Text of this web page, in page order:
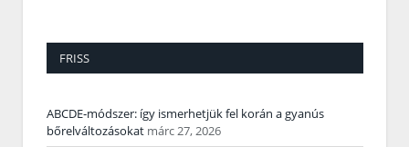
FRISS
ABCDE‑módszer: így ismerhetjük fel korán a gyanús
bőrelváltozásokat márc 27, 2026